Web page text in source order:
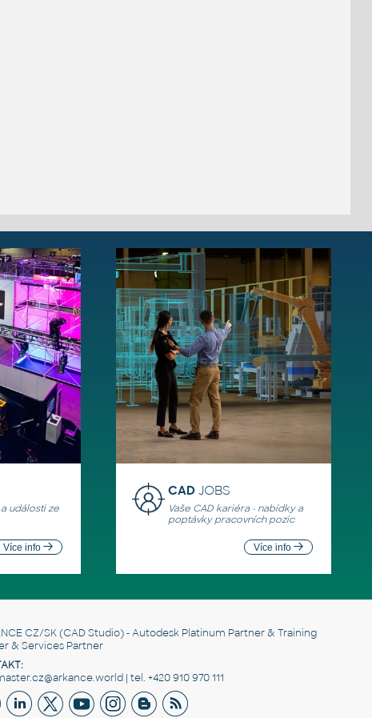
události ze
Více info
CADJOBS
Vaše CAD kariéra - nabídky a
poptávky pracovních pozic
Více info
CZ/SK(CAD Studio) - Autodesk Platinum Partner & Training
& Services Partner
| tel. +420 910 970 111